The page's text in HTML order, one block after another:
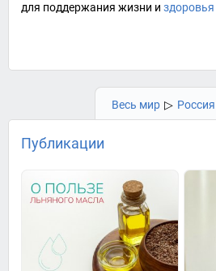
для поддержания жизни и здоровья
Весь мир ▷ Россия
Публикации